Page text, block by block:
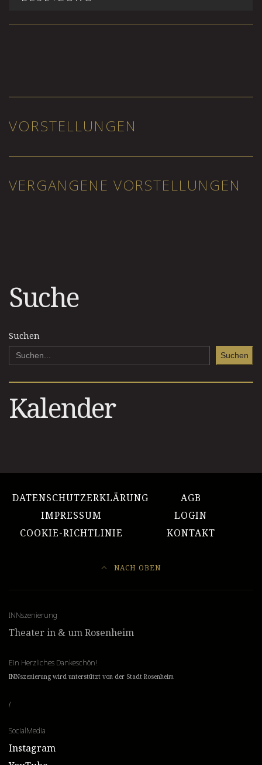
VORSTELLUNGEN
VERGANGENE VORSTELLUNGEN
Suche
Suchen
Suchen
Kalender
DATENSCHUTZERKLÄRUNG
AGB
IMPRESSUM
LOGIN
COOKIE-RICHTLINIE
KONTAKT
NACH OBEN
INNszenierung
Theater in & um Rosenheim
Ein Herzliches Dankeschön!
INNszenierung wird unterstützt von der Stadt Rosenheim
/
SocialMedia
Instagram